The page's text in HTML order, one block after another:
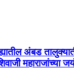
अंबड
महाराजांच्या